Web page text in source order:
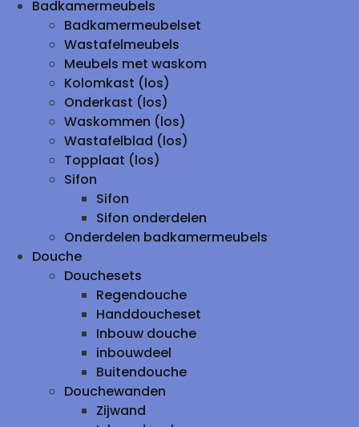
Badkamermeubels
Badkamermeubelset
Wastafelmeubels
Meubels met waskom
Kolomkast (los)
Onderkast (los)
Waskommen (los)
Wastafelblad (los)
Topplaat (los)
Sifon
Sifon
Sifon onderdelen
Onderdelen badkamermeubels
Douche
Douchesets
Regendouche
Handdoucheset
Inbouw douche
inbouwdeel
Buitendouche
Douchewanden
Zijwand